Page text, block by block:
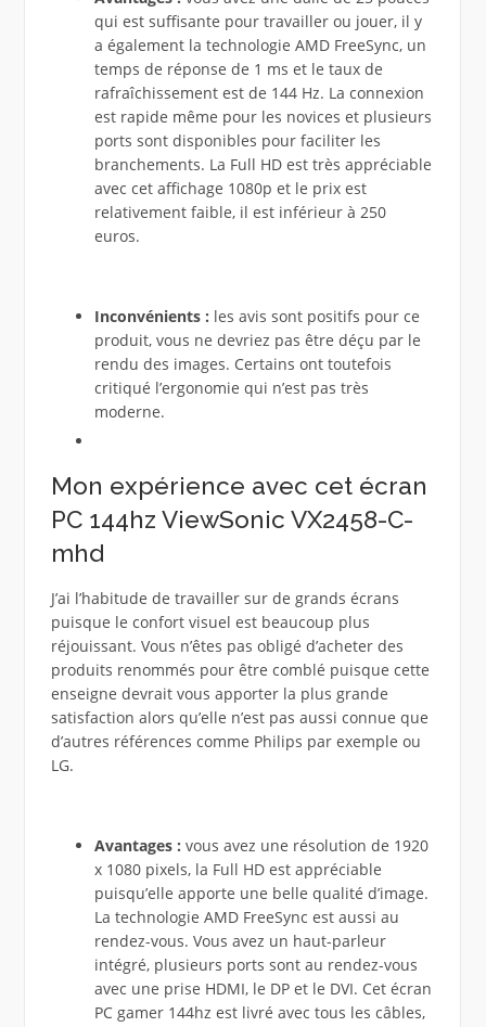
qui est suffisante pour travailler ou jouer, il y
a également la technologie AMD FreeSync, un
temps de réponse de 1 ms et le taux de
rafraîchissement est de 144 Hz. La connexion
est rapide même pour les novices et plusieurs
ports sont disponibles pour faciliter les
branchements. La Full HD est très appréciable
avec cet affichage 1080p et le prix est
relativement faible, il est inférieur à 250
euros.
Inconvénients : les avis sont positifs pour ce
produit, vous ne devriez pas être déçu par le
rendu des images. Certains ont toutefois
critiqué l’ergonomie qui n’est pas très
moderne.
Mon expérience avec cet écran
PC 144hz ViewSonic VX2458-C-
mhd
J’ai l’habitude de travailler sur de grands écrans
puisque le confort visuel est beaucoup plus
réjouissant. Vous n’êtes pas obligé d’acheter des
produits renommés pour être comblé puisque cette
enseigne devrait vous apporter la plus grande
satisfaction alors qu’elle n’est pas aussi connue que
d’autres références comme Philips par exemple ou
LG.
Avantages : vous avez une résolution de 1920
x 1080 pixels, la Full HD est appréciable
puisqu’elle apporte une belle qualité d’image.
La technologie AMD FreeSync est aussi au
rendez-vous. Vous avez un haut-parleur
intégré, plusieurs ports sont au rendez-vous
avec une prise HDMI, le DP et le DVI. Cet écran
PC gamer 144hz est livré avec tous les câbles,